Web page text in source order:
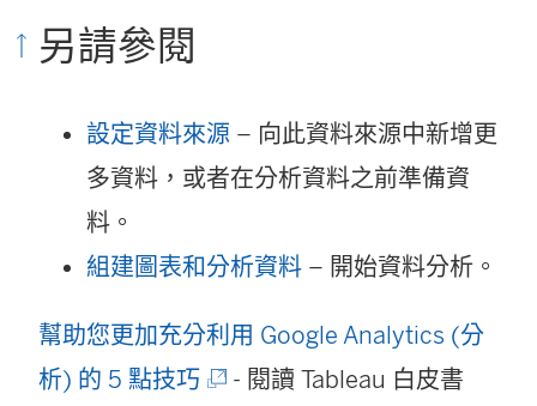
另請參閱
設定資料來源 – 向此資料來源中新增更
多資料，或者在分析資料之前準備資
料。
組建圖表和分析資料 – 開始資料分析。
幫助您更加充分利用 Google Analytics (分
析) 的 5 點技巧(
- 閱讀 Tableau 白皮書